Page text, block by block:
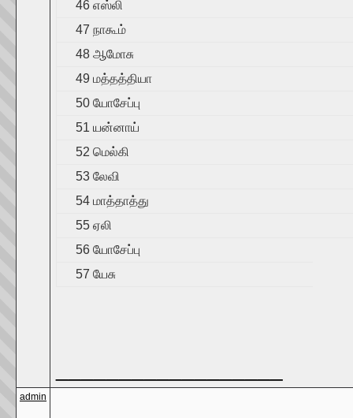
46 எஸ்லி
47 நாகூம்
48 ஆமோசு
49 மத்தத்தியா
50 யோசேப்பு
51 யன்னாய்
52 மெல்கி
53 லேவி
54 மாத்தாத்து
55 ஏலி
56 யோசேப்பு
57 யேசு
admin